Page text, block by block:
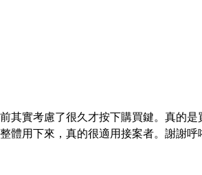
其實考慮了很久才按下購買鍵。真的
體用下來，真的很適用接案者。謝謝呼